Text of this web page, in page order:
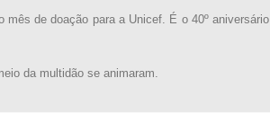
de doação para a Unicef. É o 40º aniversário
da multidão se animaram.